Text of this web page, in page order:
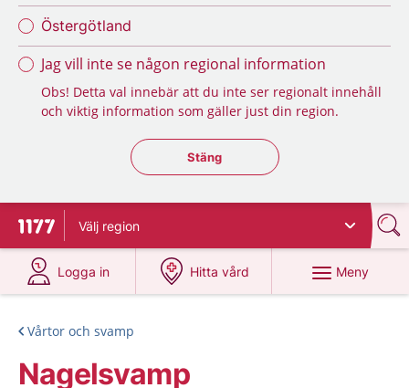
Östergötland
Jag vill inte se någon regional information
Obs! Detta val innebär att du inte ser regionalt innehåll
och viktig information som gäller just din region.
Stäng regionsväljaren
Stäng
Till startsidan för 1177
Välj region
Logga in
på 1177.se
Hitta vård
på 1177.se
Meny
Vårtor och svamp
Nagelsvamp